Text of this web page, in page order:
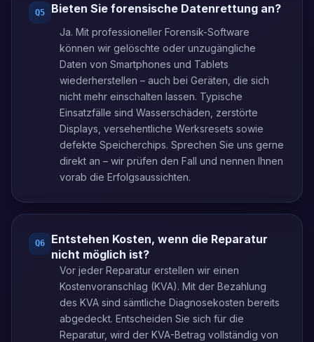
Q5 Bieten Sie forensische Datenrettung an?
Ja. Mit professioneller Forensik-Software
können wir gelöschte oder unzugängliche
Daten von Smartphones und Tablets
wiederherstellen – auch bei Geräten, die sich
nicht mehr einschalten lassen. Typische
Einsatzfälle sind Wasserschäden, zerstörte
Displays, versehentliche Werksresets sowie
defekte Speicherchips. Sprechen Sie uns gerne
direkt an – wir prüfen den Fall und nennen Ihnen
vorab die Erfolgsaussichten.
Q6
Entstehen Kosten, wenn die Reparatur
nicht möglich ist?
Vor jeder Reparatur erstellen wir einen
Kostenvoranschlag (KVA). Mit der Bezahlung
des KVA sind sämtliche Diagnosekosten bereits
abgedeckt. Entscheiden Sie sich für die
Reparatur, wird der KVA-Betrag vollständig von